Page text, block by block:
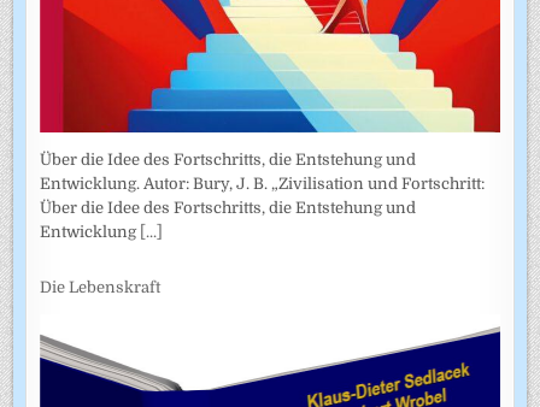
Über die Idee des Fortschritts, die Entstehung und
Entwicklung. Autor: Bury, J. B. „Zivilisation und Fortschritt:
Über die Idee des Fortschritts, die Entstehung und
Entwicklung [...]
Die Lebenskraft